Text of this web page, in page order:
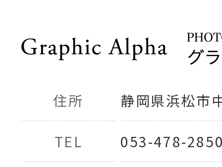
住所 静岡県浜松市
TEL 053-478-